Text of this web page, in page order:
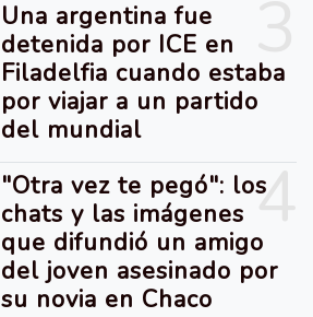
Una argentina fue
detenida por ICE en
Filadelfia cuando estaba
por viajar a un partido
del mundial
4
"Otra vez te pegó": los
chats y las imágenes
que difundió un amigo
del joven asesinado por
su novia en Chaco